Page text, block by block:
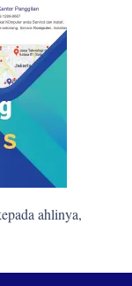
ahlinya,